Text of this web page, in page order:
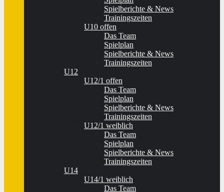
Spielberichte & News
Trainingszeiten
U10 offen
Das Team
Spielplan
Spielberichte & News
Trainingszeiten
U12
U12/1 offen
Das Team
Spielplan
Spielberichte & News
Trainingszeiten
U12/1 weiblich
Das Team
Spielplan
Spielberichte & News
Trainingszeiten
U14
U14/1 weiblich
Das Team